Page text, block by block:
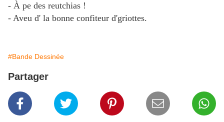
- À pe des reutchias !
- Aveu d' la bonne confiteur d'griottes.
#Bande Dessinée
Partager